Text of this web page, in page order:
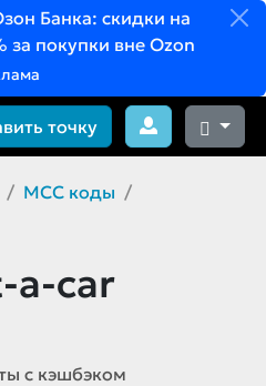
Банка: скидки на
за покупки вне Ozon
точку
MCC коды
a-car
с кэшбэком